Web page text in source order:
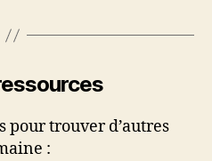
pour trouver d’autres
: